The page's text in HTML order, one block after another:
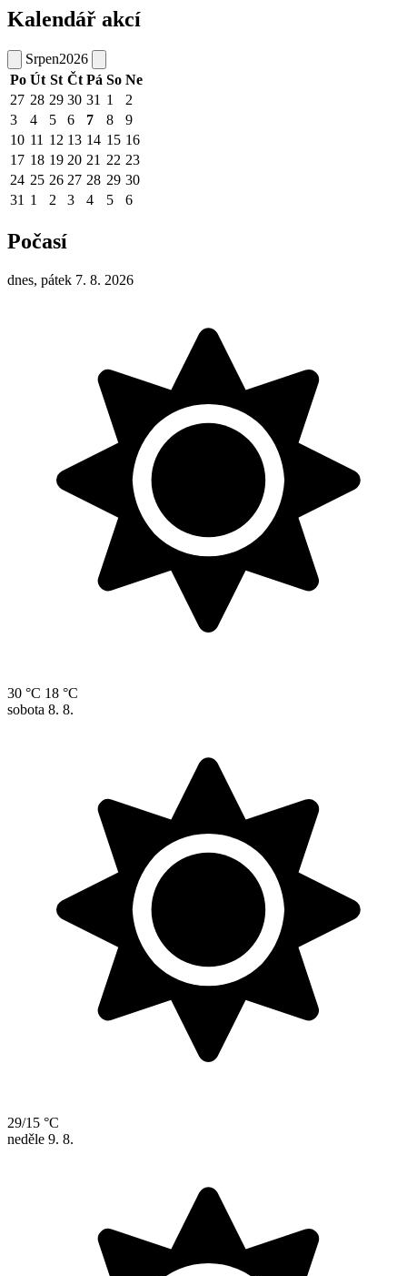
Kalendář akcí
Srpen2026
Po Út St Čt Pá So Ne
27 28 29 30 31 1
2
3
4 5 6 7 8
9
10 11 12 13 14 15 16
17 18 19 20 21 22 23
24 25 26 27 28 29 30
31 1 2 3 4 5 6
Počasí
dnes, pátek 7. 8. 2026
30 °C 18 °C
sobota 8. 8.
29/15 °C
neděle 9. 8.